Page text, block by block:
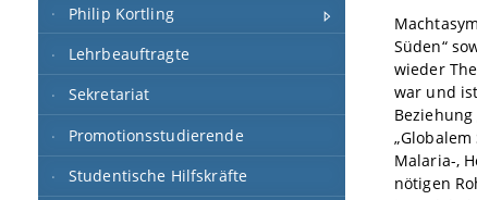
Philip Kortling
Lehrbeauftragte
Sekretariat
Promotionsstudierende
Studentische Hilfskräfte
Süden“
wieder
war und
Malaria-,
nötigen